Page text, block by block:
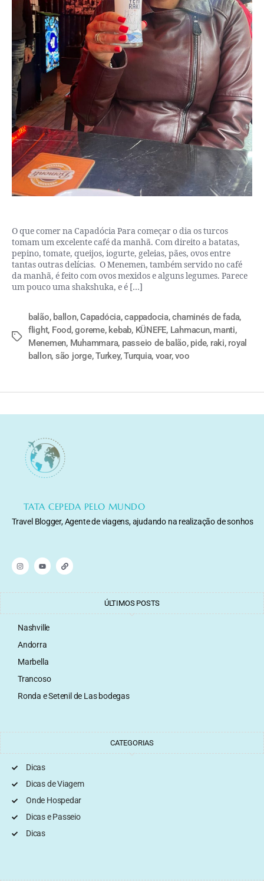
O que comer na Capadócia Para começar o dia os turcos
tomam um excelente café da manhã. Com direito a batatas,
pepino, tomate, queijos, iogurte, geleias, pães, ovos entre
tantas outras delícias. O Menemen, também servido no café
da manhã, é feito com ovos mexidos e alguns legumes. Parece
um pouco uma shakshuka, e é […]
balão, ballon,Capadócia,cappadocia,chaminés de fada,
flight, Food,goreme, kebab, KÜNEFE, Lahmacun, manti,
Menemen, Muhammara, passeio de balão, pide, raki, royal
ballon, são jorge,Turkey,Turquia, voar,voo
TATA CEPEDA PELO MUNDO
Travel Blogger, Agente de viagens, ajudando na realização de sonhos
ÚLTIMOS POSTS
Nashville
Andorra
Marbella
Trancoso
Ronda e Setenil de Las bodegas
CATEGORIAS
Dicas
Dicas de Viagem
Onde Hospedar
Dicas e Passeio
Dicas